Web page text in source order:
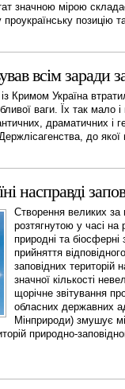
значною мірою
позицію
всім заради
Кримом Україна
ваги. Їх так мало
драматичних і
до
насправді
Створення великих
розтягнутою у часі на
природні та
прийняття
заповідних
значної кількості
щорічне звітування
обласних державних
Мінприроди) змушує
природно-